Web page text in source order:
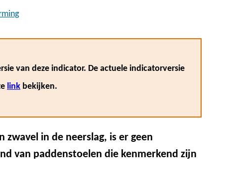
van deze indicator. De actuele indicatorversie
link bekijken.
in de neerslag, is er geen
van paddenstoelen die kenmerkend zijn